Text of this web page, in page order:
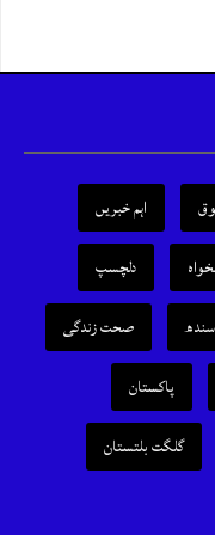
اہم خبریں
دلچسپ
سندھ
صحت زندگی
پاکستان
گلگت بلتستان